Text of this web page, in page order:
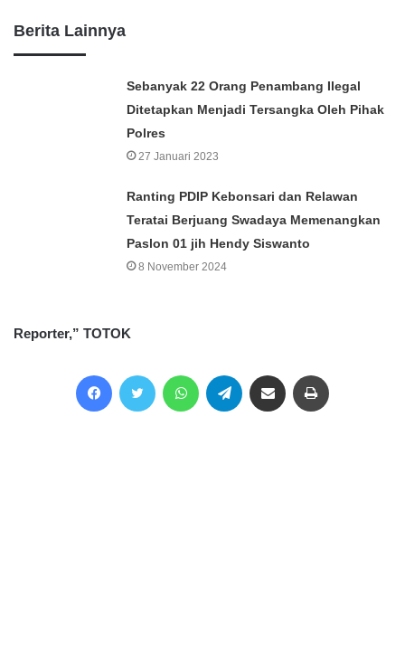
Berita Lainnya
Sebanyak 22 Orang Penambang Ilegal
Ditetapkan Menjadi Tersangka Oleh Pihak
Polres
27 Januari 2023
Ranting PDIP Kebonsari dan Relawan
Teratai Berjuang Swadaya Memenangkan
Paslon 01 jih Hendy Siswanto
8 November 2024
Reporter,” TOTOK